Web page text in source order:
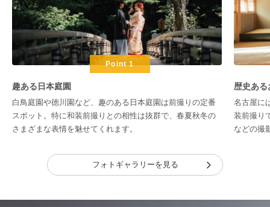
Point 1
趣ある日本庭園
白鳥庭園や徳川園など、趣のある日本庭園は前撮りの定番
スポット。特に和装前撮りとの相性は抜群で、春夏秋冬の
さまざまな表情を魅せてくれます。
歴史ある
名古屋に
装前撮り
などの撮
フォトギャラリーを見る